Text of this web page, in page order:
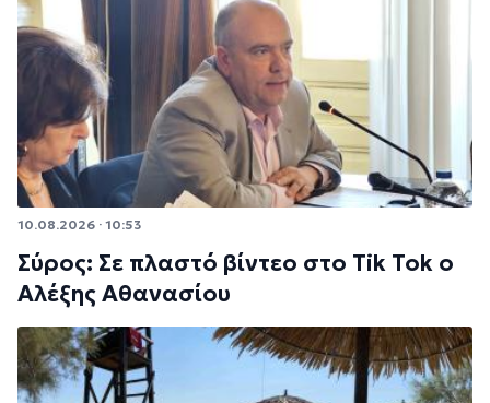
10.08.2026 · 10:53
Σύρος: Σε πλαστό βίντεο στο Tik Tok ο
Αλέξης Αθανασίου